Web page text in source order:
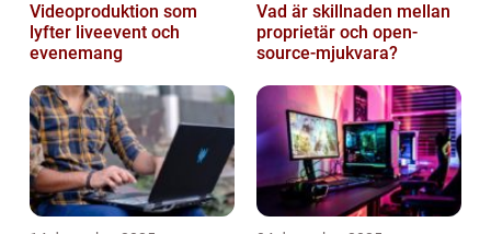
Videoproduktion som
lyfter liveevent och
evenemang
Vad är skillnaden mellan
proprietär och open-
source-mjukvara?